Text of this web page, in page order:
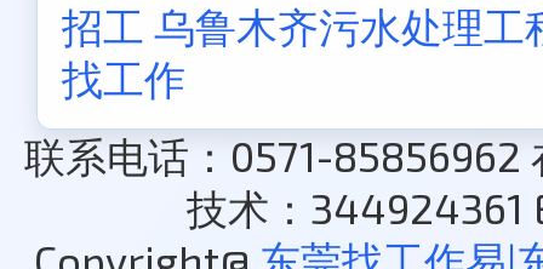
招工 乌鲁木齐污水处理工
找工作
联系电话：0571-85856962
技术：344924361